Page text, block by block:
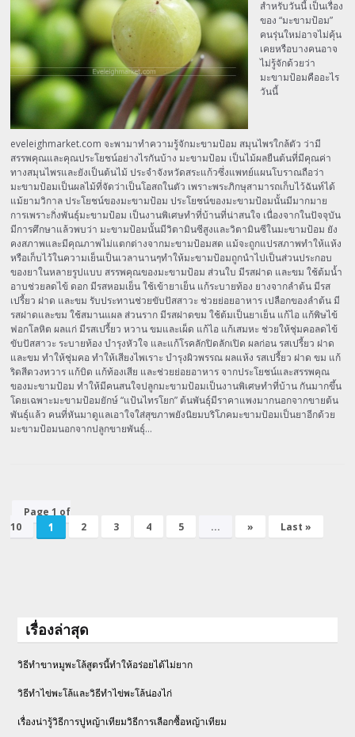
สำหรับวันนี้ เป็นเรื่อง
ของ “มะขามป้อม”
คนรุ่นใหม่อาจไม่คุ้น
เคยหรือบางคนอาจ
ไม่รู้จักด้วยว่า
มะขามป้อมคืออะไร
วันนี้
eveleighmarket.com จะพามาทำความรู้จักมะขามป้อม สมุนไพรใกล้ตัว ว่ามี
สรรพคุณและคุณประโยชน์อย่างไรกันบ้าง มะขามป้อม เป็นไม้ผลยืนต้นที่มีคุณค่า
ทางสมุนไพรและยังเป็นต้นไม้ ประจำจังหวัดสระแก้วซึ่งแพทย์แผนโบราณถือว่า
มะขามป้อมเป็นผลไม้ที่จัดว่าเป็นโอสถในตัว เพราะพระภิกษุสามารถเก็บไว้ฉันท์ได้
แม้ยามวิกาล ประโยชน์ของมะขามป้อม ประโยชน์ของมะขามป้อมนั้นมีมากมาย
การเพราะกิ่งพันธุ์มะขามป้อม เป็นงานพิเศษทำที่บ้านที่น่าสนใจ เนื่องจากในปัจจุบัน
มีการศึกษาแล้วพบว่า มะขามป้อมนั้นมีวิตามินซีสูงและวิตามินซีในมะขามป้อม ยัง
คงสภาพและมีคุณภาพไม่แตกต่างจากมะขามป้อมสด แม้จะถูกแปรสภาพทำให้แห้ง
หรือเก็บไว้ในความเย็นเป็นเวลานานๆทำให้มะขามป้อมถูกนำไปเป็นส่วนประกอบ
ของยาในหลายรูปแบบ สรรพคุณของมะขามป้อม ส่วนใบ มีรสฝาด และขม ใช้ต้มน้ำ
อาบช่วยลดไข้ ดอก มีรสหอมเย็น ใช้เข้ายาเย็น แก้ระบายท้อง ยางจากลำต้น มีรส
เปรี้ยว ฝาด และขม รับประทานช่วยขับปัสสาวะ ช่วยย่อยอาหาร เปลือกของลำต้น มี
รสฝาดและขม ใช้สมานแผล ส่วนราก มีรสฝาดขม ใช้ต้มเป็นยาเย็น แก้ไอ แก้พิษไข้
ฟอกโลหิต ผลแก่ มีรสเปรี้ยว หวาน ขมและเผ็ด แก้ไอ แก้เสมหะ ช่วยให้ชุ่มคอลดไข้
ขับปัสสาวะ ระบายท้อง บำรุงหัวใจ และแก้โรคลักปิดลักเปิด ผลก่อน รสเปรี้ยว ฝาด
และขม ทำให้ชุ่มคอ ทำให้เสียงไพเราะ บำรุงผิวพรรณ ผลแห้ง รสเปรี้ยว ฝาด ขม แก้
ริดสีดวงทวาร แก้บิด แก้ท้องเสีย และช่วยย่อยอาหาร จากประโยชน์และสรรพคุณ
ของมะขามป้อม ทำให้มีคนสนใจปลูกมะขามป้อมเป็นงานพิเศษทำที่บ้าน กันมากขึ้น
โดยเฉพาะมะขามป้อมยักษ์ “แป้นไทรโยก” ต้นพันธุ์มีราคาแพงมากนอกจากขายต้น
พันธุ์แล้ว คนที่หันมาดูแลเอาใจใส่สุขภาพยังนิยมบริโภคมะขามป้อมเป็นยาอีกด้วย
มะขามป้อมนอกจากปลูกขายพันธุ์…
Page 1 of
10
1 2 3 4 5 ... » Last »
เรื่องล่าสุด
วิธีทำขาหมูพะโล้สูตรนี้ทำให้อร่อยได้ไม่ยาก
วิธีทําไข่พะโล้และวิธีทำไข่พะโล้น่องไก่
เรื่องน่ารู้วิธีการปูหญ้าเทียมวิธีการเลือกซื้อหญ้าเทียม